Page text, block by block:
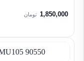
1,850,000 تومان